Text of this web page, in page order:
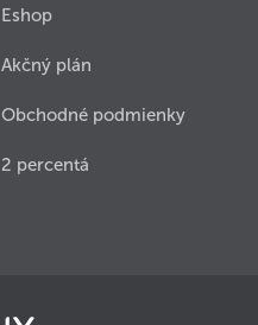
Eshop
Akčný plán
Obchodné podmienky
2 percentá